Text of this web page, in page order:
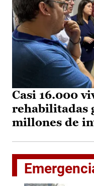
Casi 16.000
rehabilitadas
millones de